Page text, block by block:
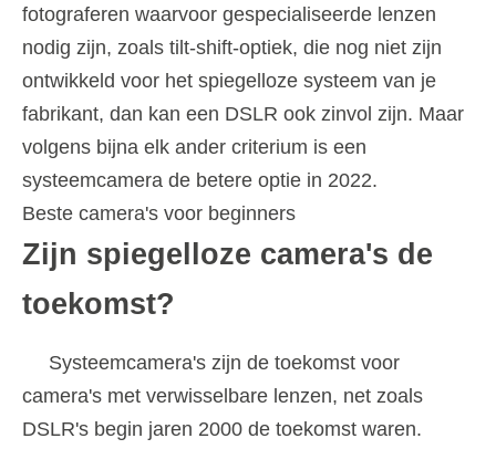
fotograferen waarvoor gespecialiseerde lenzen
nodig zijn, zoals tilt-shift-optiek, die nog niet zijn
ontwikkeld voor het spiegelloze systeem van je
fabrikant, dan kan een DSLR ook zinvol zijn. Maar
volgens bijna elk ander criterium is een
systeemcamera de betere optie in 2022.
Beste camera's voor beginners
Zijn spiegelloze camera's de
toekomst?
Systeemcamera's zijn de toekomst voor
camera's met verwisselbare lenzen, net zoals
DSLR's begin jaren 2000 de toekomst waren.